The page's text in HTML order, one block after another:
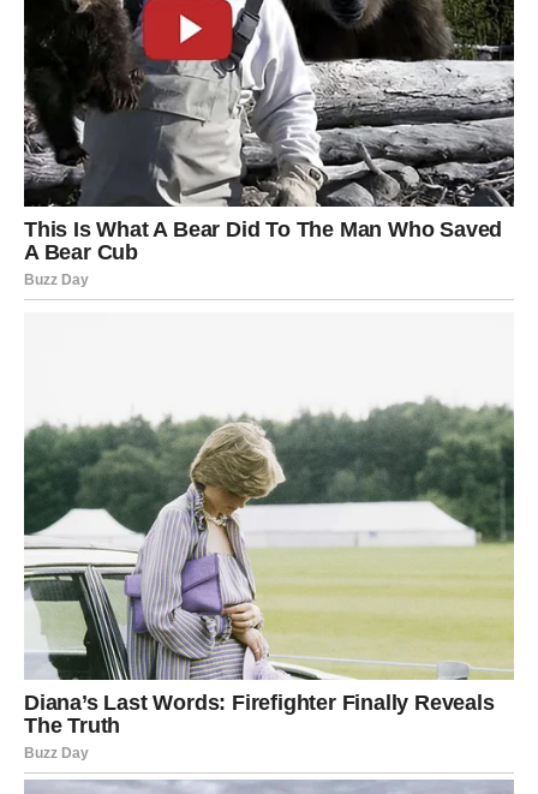
Srce vam konačno pronalazi sreću
Pred vama su trenuci koje ćete dugo pamtiti.
ŠKORPIJA
Pred vama je veliki finansijski i životni preokret.
Ono što je dugo bilo blokirano sada konačno dolazi na
svoje mjesto.
Sudbina vam vraća ono što zaslužujete
Pred vama su veoma snažni i uspješni trenuci.